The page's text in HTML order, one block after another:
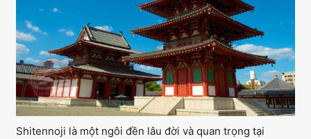
Shitennoji là một ngôi đền lâu đời và quan trọng tại